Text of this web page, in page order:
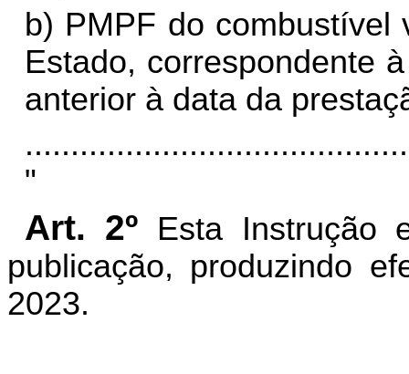
b) PMPF do combustível
Estado, correspondente
anterior à data da
"
Art. 2º Esta Instrução
publicação, produzindo
2023.